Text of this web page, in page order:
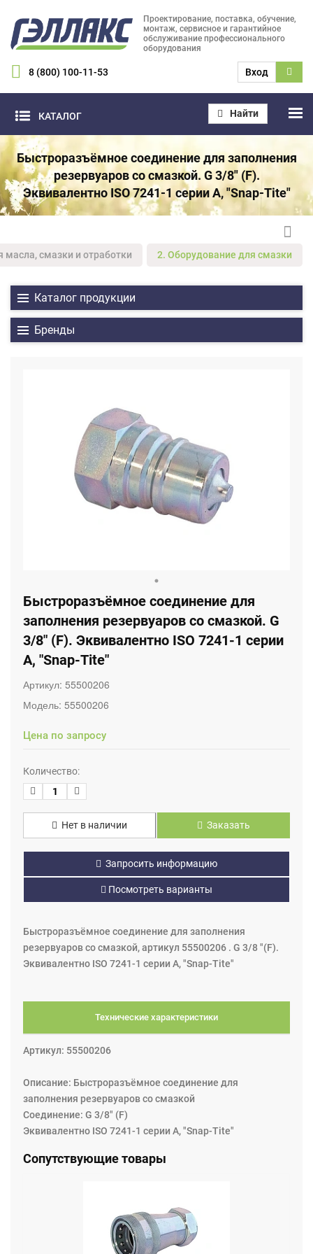
Проектирование, поставка, обучение,
монтаж, сервисное и гарантийное
обслуживание профессионального
оборудования
8 (800) 100-11-53 Вход
КАТАЛОГ Найти
Быстроразъёмное соединение для заполнения
резервуаров со смазкой. G 3/8" (F).
Эквивалентно ISO 7241-1 серии А, "Snap-Tite"
смазки и отработки 2. Оборудование для смазки
Каталог продукции
Бренды
Быстроразъёмное соединение для
заполнения резервуаров со смазкой. G
3/8" (F). Эквивалентно ISO 7241-1 серии
А, "Snap-Tite"
Артикул: 55500206
Модель: 55500206
Цена по запросу
Количество:
Нет в наличии Заказать
Запросить информацию
Посмотреть варианты
Быстроразъёмное соединение для заполнения
резервуаров со смазкой, артикул 55500206 . G 3/8 "(F).
Эквивалентно ISO 7241-1 серии А, "Snap-Tite"
Технические характеристики
Артикул: 55500206
Описание: Быстроразъёмное соединение для
заполнения резервуаров со смазкой
Соединение: G 3/8" (F)
Эквивалентно ISO 7241-1 серии А, "Snap-Tite"
Сопутствующие товары